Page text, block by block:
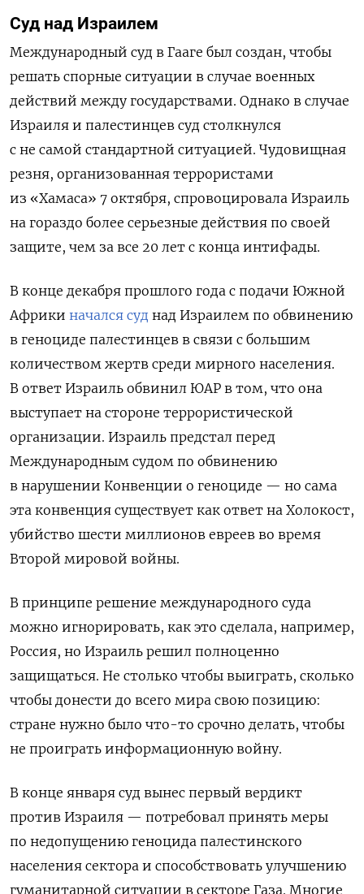
Суд над Израилем
Международный суд в Гааге был создан, чтобы
решать спорные ситуации в случае военных
действий между государствами. Однако в случае
Израиля и палестинцев суд столкнулся
с не самой стандартной ситуацией. Чудовищная
резня, организованная террористами
из «Хамаса» 7 октября, спровоцировала Израиль
на гораздо более серьезные действия по своей
защите, чем за все 20 лет с конца интифады.
В конце декабря прошлого года с подачи Южной
Африки начался суд над Израилем по обвинению
в геноциде палестинцев в связи с большим
количеством жертв среди мирного населения.
В ответ Израиль обвинил ЮАР в том, что она
выступает на стороне террористической
организации. Израиль предстал перед
Международным судом по обвинению
в нарушении Конвенции о геноциде — но сама
эта конвенция существует как ответ на Холокост,
убийство шести миллионов евреев во время
Второй мировой войны.
В принципе решение международного суда
можно игнорировать, как это сделала, например,
Россия, но Израиль решил полноценно
защищаться. Не столько чтобы выиграть, сколько
чтобы донести до всего мира свою позицию:
стране нужно было что-то срочно делать, чтобы
не проиграть информационную войну.
В конце января суд вынес первый вердикт
против Израиля — потребовал принять меры
по недопущению геноцида палестинского
населения сектора и способствовать улучшению
гуманитарной ситуации в секторе Газа. Многие